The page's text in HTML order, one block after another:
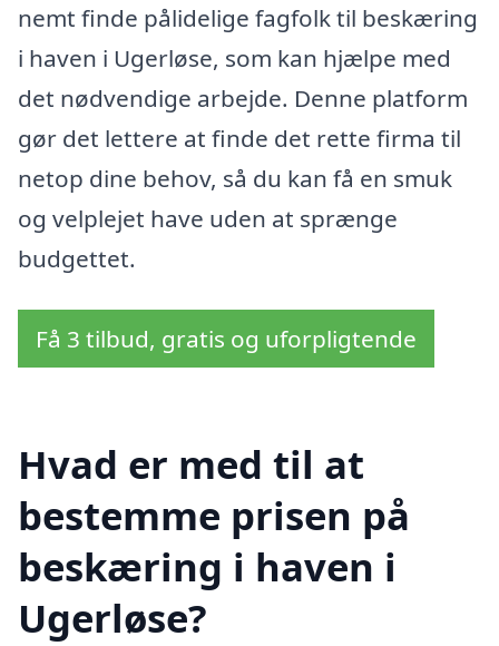
nemt finde pålidelige fagfolk til beskæring
i haven i Ugerløse, som kan hjælpe med
det nødvendige arbejde. Denne platform
gør det lettere at finde det rette firma til
netop dine behov, så du kan få en smuk
og velplejet have uden at sprænge
budgettet.
Få 3 tilbud, gratis og uforpligtende
Hvad er med til at
bestemme prisen på
beskæring i haven i
Ugerløse?